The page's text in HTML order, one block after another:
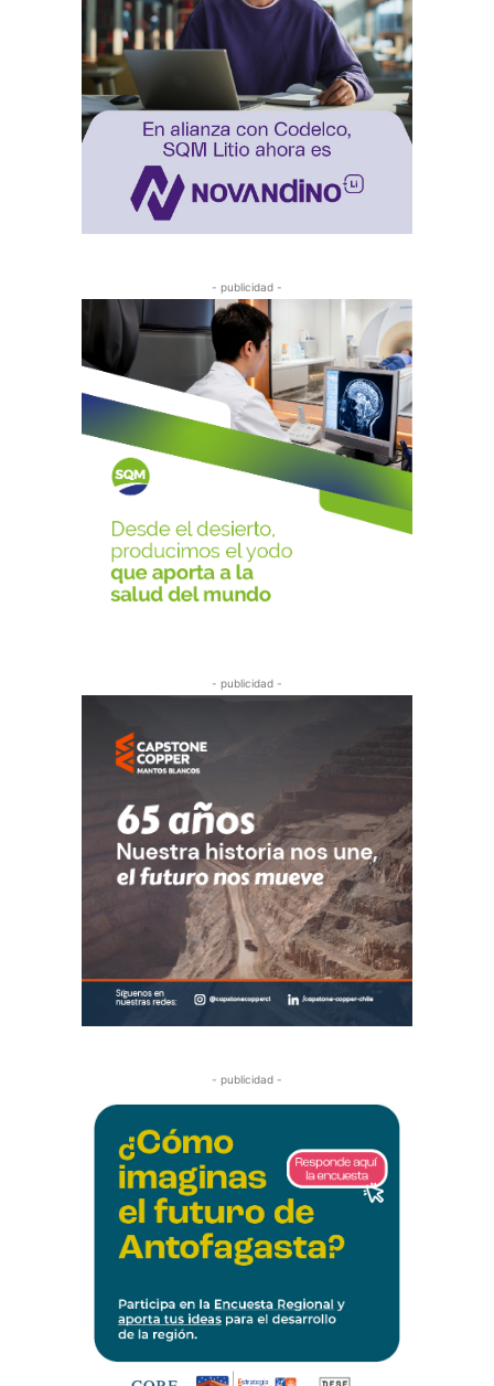
- publicidad -
- publicidad -
- publicidad -